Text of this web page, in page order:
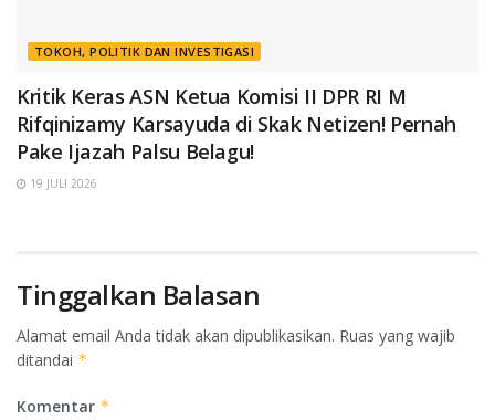
TOKOH, POLITIK DAN INVESTIGASI
Kritik Keras ASN Ketua Komisi II DPR RI M
Rifqinizamy Karsayuda di Skak Netizen! Pernah
Pake Ijazah Palsu Belagu!
19 JULI 2026
Tinggalkan Balasan
Alamat email Anda tidak akan dipublikasikan. Ruas yang wajib
ditandai *
Komentar *